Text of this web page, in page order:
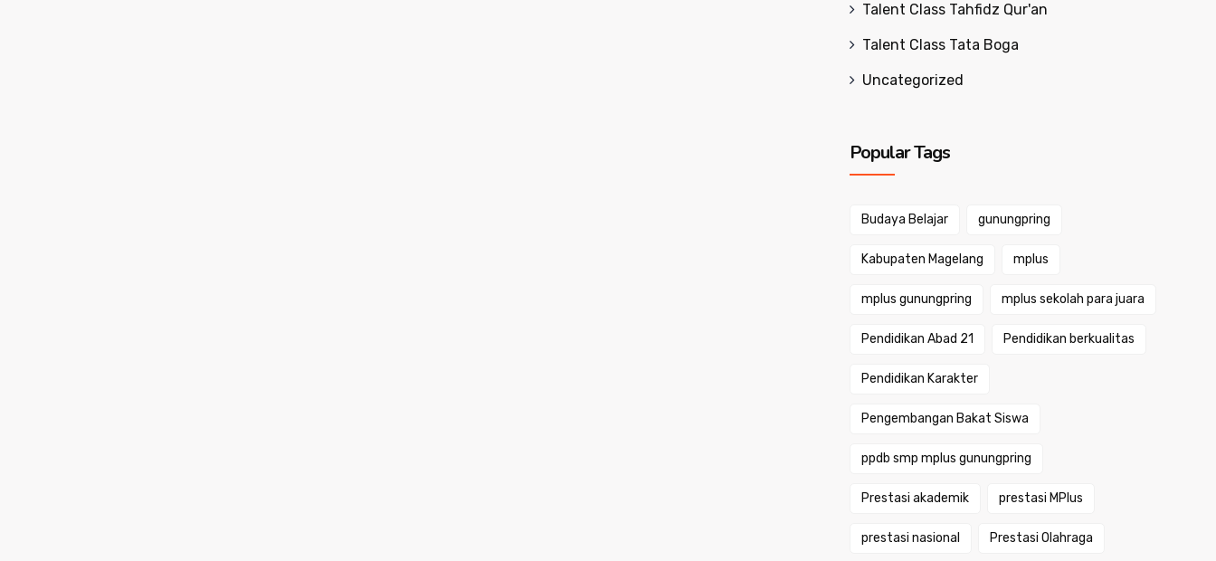
Talent Class Tahfidz Qur'an
Talent Class Tata Boga
Uncategorized
Popular Tags
Budaya Belajar gunungpring
Kabupaten Magelang mplus
mplus gunungpring mplus sekolah para juara
Pendidikan Abad 21 Pendidikan berkualitas
Pendidikan Karakter
Pengembangan Bakat Siswa
ppdb smp mplus gunungpring
Prestasi akademik prestasi MPlus
prestasi nasional Prestasi Olahraga